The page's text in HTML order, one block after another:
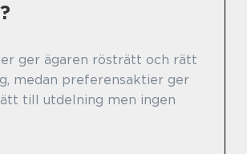
ger ägaren rösträtt och rätt
medan preferensaktier ger
till utdelning men ingen